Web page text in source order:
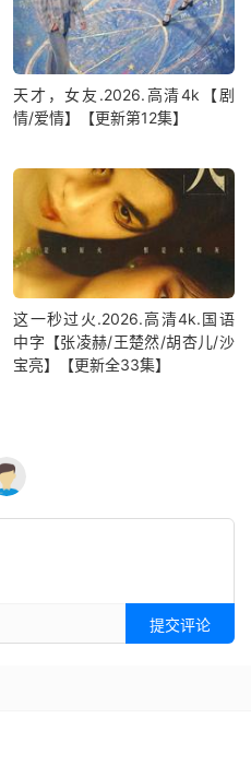
天才，女友.2026.高清4k【剧
情/爱情】【更新第12集】
这一秒过火.2026.高清4k.国语
中字【张凌赫/王楚然/胡杏儿/沙
宝亮】【更新全33集】
提交评论